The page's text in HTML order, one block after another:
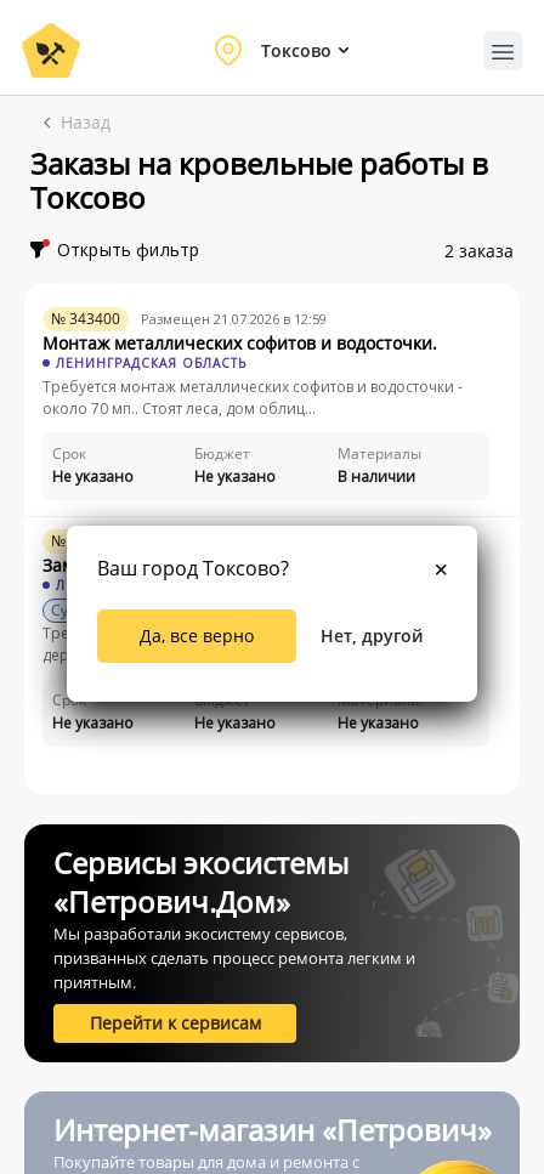
Токсово
Назад
Заказы на кровельные работы в
Токсово
Открыть фильтр 2 заказа
№ 343400 Размещен 21.07.2026 в 12:59
Монтаж металлических софитов и водосточки.
ЛЕНИНГРАДСКАЯ ОБЛАСТЬ
Требуется монтаж металлических софитов и водосточки -
около 70 мп.. Стоят леса, дом облиц...
Срок
Не указано
Бюджет
Не указано
Материалы
В наличии
№ 343392
Замена покрытия козырьков крыши.
ЛЕНИНГРАДСКАЯ ОБЛАСТЬ
Субподряд
Требуется выполнить ремонт козырьков крыши частного
деревянного дома в садоводстве "Эверес...
Срок
Не указано
Бюджет
Не указано
Материалы
Не указано
Сервисы экосистемы
«Петрович.Дом»
Мы разработали экосистему сервисов,
призванных сделать процесс ремонта легким и
приятным.
Перейти к сервисам
Интернет-магазин «Петрович»
Покупайте товары для дома и ремонта с
Ваш город Токсово?
Да, все верно Нет, другой